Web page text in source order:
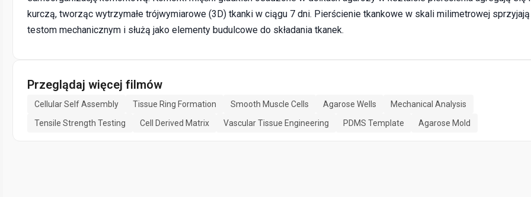
kurczą, tworząc wytrzymałe trójwymiarowe (3D) tkanki w ciągu 7 dni. Pierścienie tkankowe w skali milimetrowej sprzyjają
testom mechanicznym i służą jako elementy budulcowe do składania tkanek.
Przeglądaj więcej filmów
Cellular Self Assembly Tissue Ring Formation Smooth Muscle Cells Agarose Wells
Mechanical Analysis
Tensile Strength Testing
Cell Derived Matrix Vascular Tissue Engineering PDMS Template Agarose Mold